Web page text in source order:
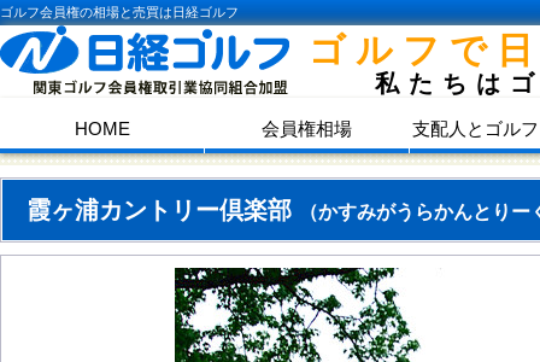
ゴルフ会員権の相場と売買は日経ゴルフ
ゴルフで
私たちは
HOME 会員権相場 支配人とゴル
霞ヶ浦カントリー倶楽部 （かすみがうらかんとりー